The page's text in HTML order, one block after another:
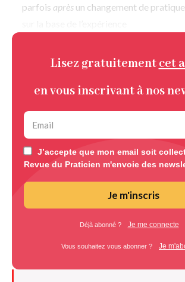
parfois après un changement de
Lisez gratuitement cet
en vous inscrivant à nos
J’accepte que mon email soit
Revue du Praticien m'envoie des
Je m'inscris
Déjà abonné ? Je me connecte
Vous souhaitez vous abonner ? Je